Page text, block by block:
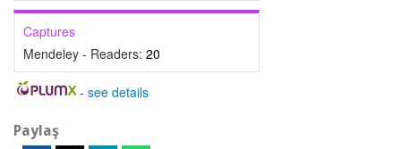
Captures
Mendeley - Readers: 20
- see details
Paylaş